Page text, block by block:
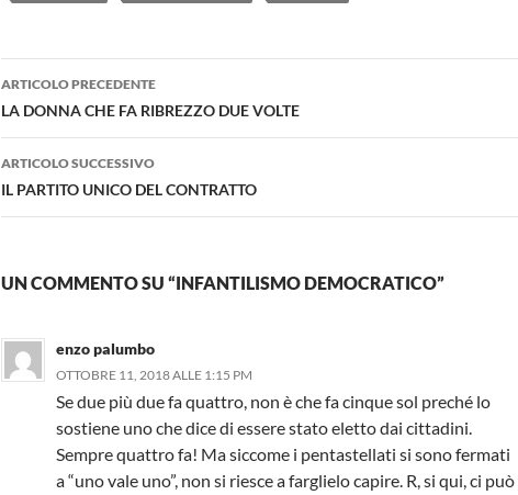
Navigazione
articolo
ARTICOLO PRECEDENTE
LA DONNA CHE FA RIBREZZO DUE VOLTE
ARTICOLO SUCCESSIVO
IL PARTITO UNICO DEL CONTRATTO
UN COMMENTO SU “INFANTILISMO DEMOCRATICO”
enzo palumbo
OTTOBRE 11, 2018 ALLE 1:15 PM
Se due più due fa quattro, non è che fa cinque sol preché lo
sostiene uno che dice di essere stato eletto dai cittadini.
Sempre quattro fa! Ma siccome i pentastellati si sono fermati
a “uno vale uno”, non si riesce a farglielo capire. R, si qui, ci può